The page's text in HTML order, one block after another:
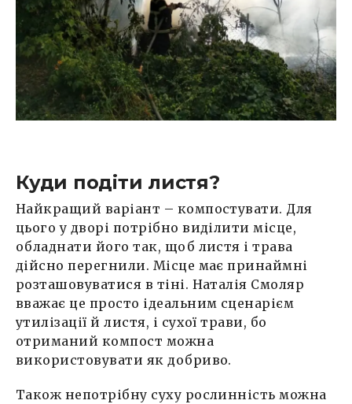
Куди подіти листя?
Найкращий варіант – компостувати. Для
цього у дворі потрібно виділити місце,
обладнати його так, щоб листя і трава
дійсно перегнили. Місце має принаймні
розташовуватися в тіні. Наталія Смоляр
вважає це просто ідеальним сценарієм
утилізації й листя, і сухої трави, бо
отриманий компост можна
використовувати як добриво.
Також непотрібну суху рослинність можна